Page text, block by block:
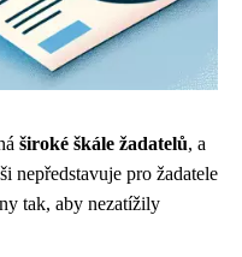
široké škále žadatelů, a
nepředstavuje pro žadatele
tak, aby nezatížily